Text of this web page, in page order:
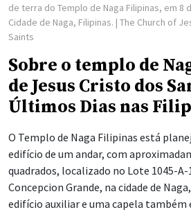
de terra do Templo de Naga Filipinas, em 8
Cidade de Naga, Filipinas. | The Church of
Saints
Sobre o templo de
de Jesus Cristo dos
Últimos Dias nas
O Templo de Naga Filipinas está
edifício de um andar, com
quadrados, localizado no Lote 1045-A-
Concepcion Grande, na cidade de
edifício auxiliar e uma capela também